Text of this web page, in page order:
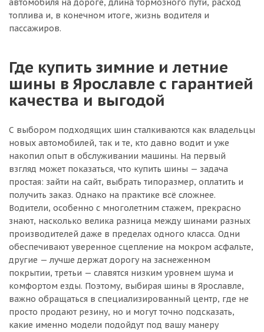
автомобиля на дороге, длина тормозного пути, расход
топлива и, в конечном итоге, жизнь водителя и
пассажиров.
Где купить зимние и летние
шины в Ярославле с гарантией
качества и выгодой
С выбором подходящих шин сталкиваются как владельцы
новых автомобилей, так и те, кто давно водит и уже
накопил опыт в обслуживании машины. На первый
взгляд может показаться, что купить шины — задача
простая: зайти на сайт, выбрать типоразмер, оплатить и
получить заказ. Однако на практике всё сложнее.
Водители, особенно с многолетним стажем, прекрасно
знают, насколько велика разница между шинами разных
производителей даже в пределах одного класса. Одни
обеспечивают уверенное сцепление на мокром асфальте,
другие — лучше держат дорогу на заснеженном
покрытии, третьи — славятся низким уровнем шума и
комфортом езды. Поэтому, выбирая шины в Ярославле,
важно обращаться в специализированный центр, где не
просто продают резину, но и могут точно подсказать,
какие именно модели подойдут под вашу манеру